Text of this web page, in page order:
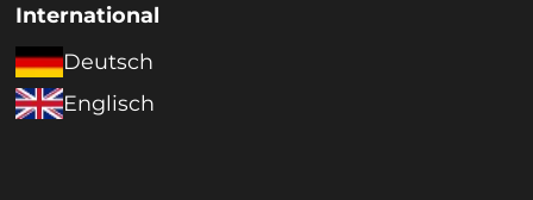
International
Deutsch
Englisch